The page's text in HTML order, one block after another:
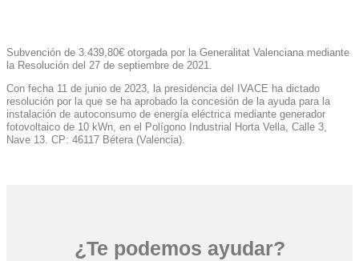
Subvención de 3.439,80€ otorgada por la Generalitat Valenciana mediante
la Resolución del 27 de septiembre de 2021.
Con fecha 11 de junio de 2023, la presidencia del IVACE ha dictado
resolución por la que se ha aprobado la concesión de la ayuda para la
instalación de autoconsumo de energía eléctrica mediante generador
fotovoltaico de 10 kWn, en el Polígono Industrial Horta Vella, Calle 3,
Nave 13. CP: 46117 Bétera (Valencia).
¿Te podemos ayudar?